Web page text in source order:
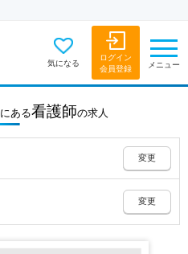
気になる
ログイン
会員登録
メニュー
にある看護師の求人
変更
変更